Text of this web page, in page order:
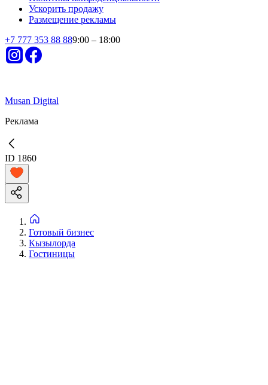
Ускорить продажу
Размещение рекламы
+7 777 353 88 889:00 – 18:00
Musan Digital
Реклама
ID 1860
Готовый бизнес
Кызылорда
Гостиницы